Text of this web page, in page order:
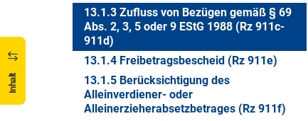
Inhalt
13.1.3 Zufluss von Bezügen gemäß § 69
Abs. 2, 3, 5 oder 9 EStG 1988 (Rz 911c-
911d)
13.1.4 Freibetragsbescheid (Rz 911e)
13.1.5 Berücksichtigung des
Alleinverdiener- oder
Alleinerzieherabsetzbetrages (Rz 911f)